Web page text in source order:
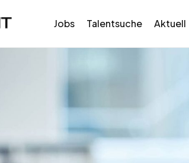
Jobs Talentsuche Aktuell